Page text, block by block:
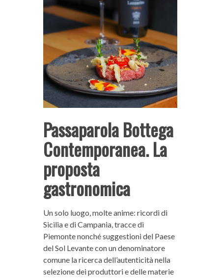
Passaparola Bottega
Contemporanea. La
proposta
gastronomica
Un solo luogo, molte anime: ricordi di
Sicilia e di Campania, tracce di
Piemonte nonché suggestioni del Paese
del Sol Levante con un denominatore
comune la ricerca dell’autenticità nella
selezione dei produttori e delle materie